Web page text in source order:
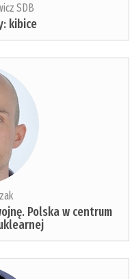
SDB
kibice
Polska w centrum